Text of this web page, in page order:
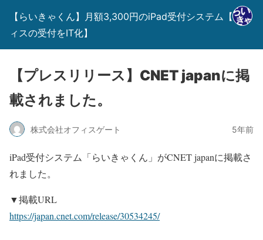
【らいきゃくん】月額3,300円のiPad受付システム【オフ
ィスの受付をIT化】
【プレスリリース】CNET japanに掲
載されました。
株式会社オフィスゲート 5年前
iPad受付システム「らいきゃくん」がCNET japanに掲載さ
れました。
▼掲載URL
https://japan.cnet.com/release/30534245/